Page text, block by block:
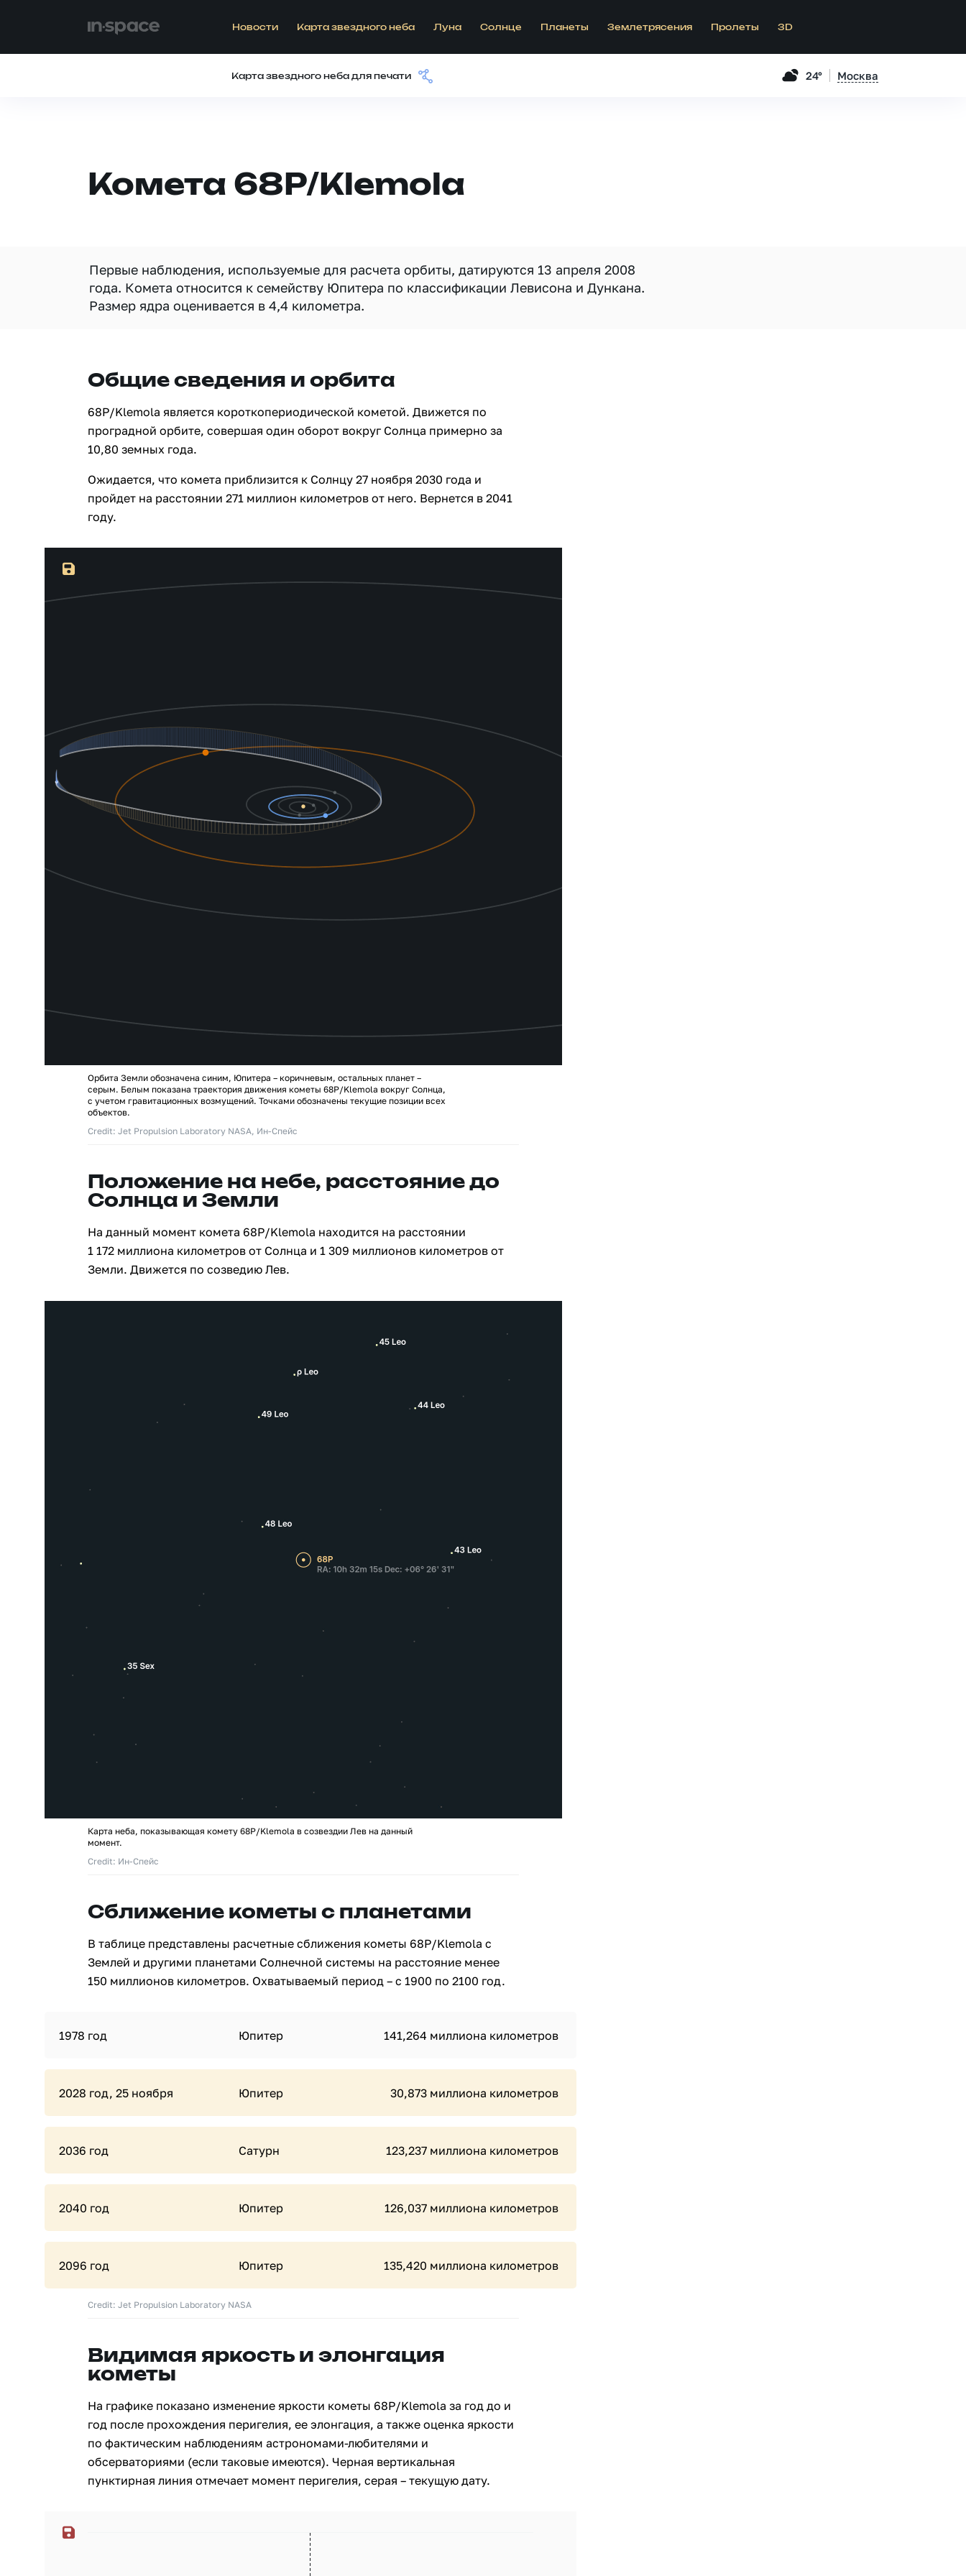
Новости Карта звездного неба Луна Солнце Планеты Землетрясения Пролеты 3D
Карта звездного неба для печати 24° Москва
Комета 68P/Klemola
Первые наблюдения, используемые для расчета орбиты, датируются 13 апреля 2008
года. Комета относится к семейству Юпитера по классификации Левисона и Дункана.
Размер ядра оценивается в 4,4 километра.
Общие сведения и орбита
68P/Klemola является короткопериодической кометой. Движется по
проградной орбите, совершая один оборот вокруг Солнца примерно за
10,80 земных года.
Ожидается, что комета приблизится к Солнцу 27 ноября 2030 года и
пройдет на расстоянии 271 миллион километров от него. Вернется в 2041
году.
Орбита Земли обозначена синим, Юпитера – коричневым, остальных планет –
серым. Белым показана траектория движения кометы 68P/Klemola вокруг Солнца,
с учетом гравитационных возмущений. Точками обозначены текущие позиции всех
объектов.
Credit: Jet Propulsion Laboratory NASA, Ин-Спейс
Положение на небе, расстояние до
Солнца и Земли
На данный момент комета 68P/Klemola находится на расстоянии
1 172 миллиона километров от Солнца и 1 309 миллионов километров от
Земли. Движется по созведию Лев.
Карта неба, показывающая комету 68P/Klemola в созвездии Лев на данный
момент.
Credit: Ин-Спейс
Сближение кометы с планетами
В таблице представлены расчетные сближения кометы 68P/Klemola с
Землей и другими планетами Солнечной системы на расстояние менее
150 миллионов километров. Охватываемый период – с 1900 по 2100 год.
1978 год Юпитер 141,264 миллиона километров
2028 год, 25 ноября Юпитер 30,873 миллиона километров
2036 год Сатурн 123,237 миллиона километров
2040 год Юпитер 126,037 миллиона километров
2096 год Юпитер 135,420 миллиона километров
Credit: Jet Propulsion Laboratory NASA
Видимая яркость и элонгация
кометы
На графике показано изменение яркости кометы 68P/Klemola за год до и
год после прохождения перигелия, ее элонгация, а также оценка яркости
по фактическим наблюдениям астрономами-любителями и
обсерваториями (если таковые имеются). Черная вертикальная
пунктирная линия отмечает момент перигелия, серая – текущую дату.